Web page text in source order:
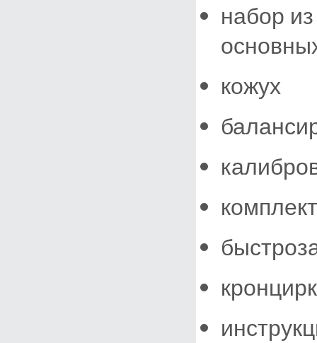
набор
кожух